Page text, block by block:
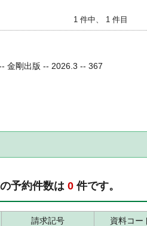
1 件中、 1 件目
金剛出版 -- 2026.3 -- 367
予約件数は 0 件です。
請求記号
資料コー